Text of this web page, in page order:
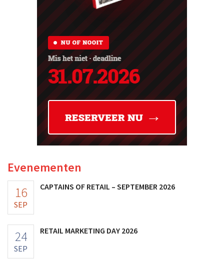
Evenementen
16
SEP
CAPTAINS OF RETAIL – SEPTEMBER 2026
24
SEP
RETAIL MARKETING DAY 2026